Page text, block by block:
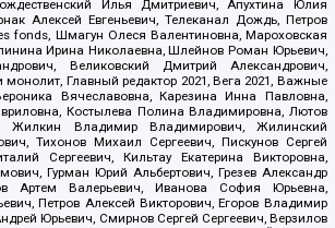
Илья Дмитриевич, Апухтина Юлия
Алексей Евгеньевич, Телеканал Дождь, Петров
fonds, Шмагун Олеся Валентиновна, Мароховская
Ирина Николаевна, Шлейнов Роман Юрьевич,
Великовский Дмитрий Александрович,
монолит, Главный редактор 2021, Вега 2021, Важные
Вячеславовна, Карезина Инна Павловна,
Костылева Полина Владимировна, Лютов
Жилкин Владимир Владимирович, Жилинский
Тихонов Михаил Сергеевич, Пискунов Сергей
Сергеевич, Кильтау Екатерина Викторовна,
Гурман Юрий Альбертович, Грезев Александр
Артем Валерьевич, Иванова София Юрьевна,
Петров Алексей Викторович, Егоров Владимир
Юрьевич, Смирнов Сергей Сергеевич, Верзилов